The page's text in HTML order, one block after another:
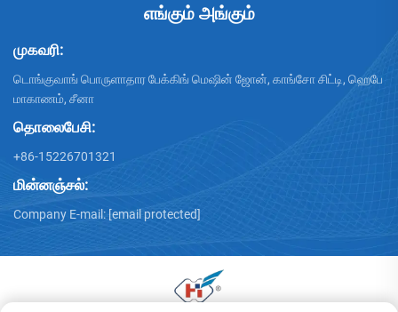
எங்கும் அங்கும்
முகவரி:
டொங்குவாங் பொருளாதார பேக்கிங் மெஷின் ஜோன், காங்சோ சிட்டி, ஹெபே
மாகாணம், சீனா
தொலைபேசி:
+86-15226701321
மின்னஞ்சல்:
Company E-mail: [email protected]